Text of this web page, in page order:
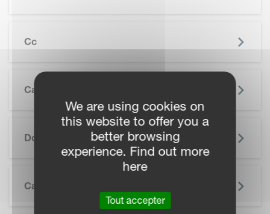
Cc
Caractéristiques
Documentation
SKIP BROCHURE
Caractéristiques Techniques
We are using cookies on
this website to offer you a
better browsing
experience. Find out more
here
Tout accepter